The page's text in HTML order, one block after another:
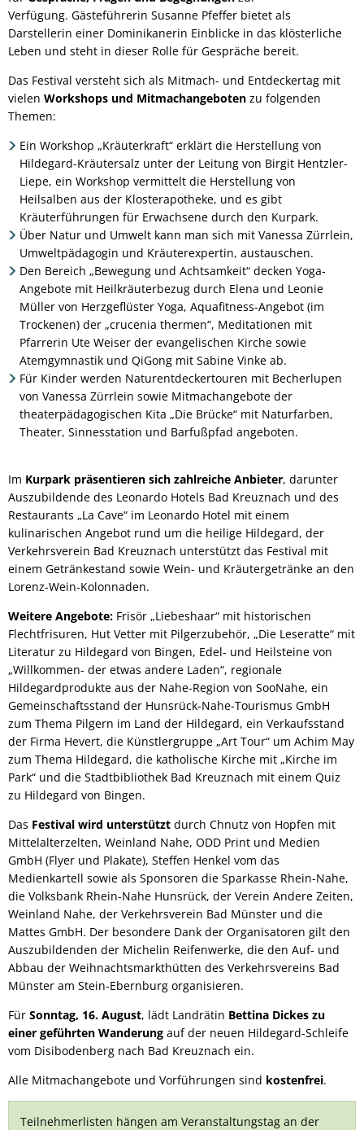
Verfügung. Gästeführerin Susanne Pfeffer bietet als
Darstellerin einer Dominikanerin Einblicke in das klösterliche
Leben und steht in dieser Rolle für Gespräche bereit.
Das Festival versteht sich als Mitmach- und Entdeckertag mit
vielen Workshops und Mitmachangeboten zu folgenden
Themen:
Ein Workshop „Kräuterkraft“ erklärt die Herstellung von
Hildegard-Kräutersalz unter der Leitung von Birgit Hentzler-
Liepe, ein Workshop vermittelt die Herstellung von
Heilsalben aus der Klosterapotheke, und es gibt
Kräuterführungen für Erwachsene durch den Kurpark.
Über Natur und Umwelt kann man sich mit Vanessa Zürrlein,
Umweltpädagogin und Kräuterexpertin, austauschen.
Den Bereich „Bewegung und Achtsamkeit“ decken Yoga-
Angebote mit Heilkräuterbezug durch Elena und Leonie
Müller von Herzgeflüster Yoga, Aquafitness-Angebot (im
Trockenen) der „crucenia thermen“, Meditationen mit
Pfarrerin Ute Weiser der evangelischen Kirche sowie
Atemgymnastik und QiGong mit Sabine Vinke ab.
Für Kinder werden Naturentdeckertouren mit Becherlupen
von Vanessa Zürrlein sowie Mitmachangebote der
theaterpädagogischen Kita „Die Brücke“ mit Naturfarben,
Theater, Sinnesstation und Barfußpfad angeboten.
Im Kurpark präsentieren sich zahlreiche Anbieter, darunter
Auszubildende des Leonardo Hotels Bad Kreuznach und des
Restaurants „La Cave“ im Leonardo Hotel mit einem
kulinarischen Angebot rund um die heilige Hildegard, der
Verkehrsverein Bad Kreuznach unterstützt das Festival mit
einem Getränkestand sowie Wein- und Kräutergetränke an den
Lorenz-Wein-Kolonnaden.
Weitere Angebote: Frisör „Liebeshaar“ mit historischen
Flechtfrisuren, Hut Vetter mit Pilgerzubehör, „Die Leseratte“ mit
Literatur zu Hildegard von Bingen, Edel- und Heilsteine von
„Willkommen- der etwas andere Laden“, regionale
Hildegardprodukte aus der Nahe-Region von SooNahe, ein
Gemeinschaftsstand der Hunsrück-Nahe-Tourismus GmbH
zum Thema Pilgern im Land der Hildegard, ein Verkaufsstand
der Firma Hevert, die Künstlergruppe „Art Tour“ um Achim May
zum Thema Hildegard, die katholische Kirche mit „Kirche im
Park“ und die Stadtbibliothek Bad Kreuznach mit einem Quiz
zu Hildegard von Bingen.
Das Festival wird unterstützt durch Chnutz von Hopfen mit
Mittelalterzelten, Weinland Nahe, ODD Print und Medien
GmbH (Flyer und Plakate), Steffen Henkel vom das
Medienkartell sowie als Sponsoren die Sparkasse Rhein-Nahe,
die Volksbank Rhein-Nahe Hunsrück, der Verein Andere Zeiten,
Weinland Nahe, der Verkehrsverein Bad Münster und die
Mattes GmbH. Der besondere Dank der Organisatoren gilt den
Auszubildenden der Michelin Reifenwerke, die den Auf- und
Abbau der Weihnachtsmarkthütten des Verkehrsvereins Bad
Münster am Stein-Ebernburg organisieren.
Für Sonntag, 16. August, lädt Landrätin Bettina Dickes zu
einer geführten Wanderung auf der neuen Hildegard-Schleife
vom Disibodenberg nach Bad Kreuznach ein.
Alle Mitmachangebote und Vorführungen sind kostenfrei.
Teilnehmerlisten hängen am Veranstaltungstag an der